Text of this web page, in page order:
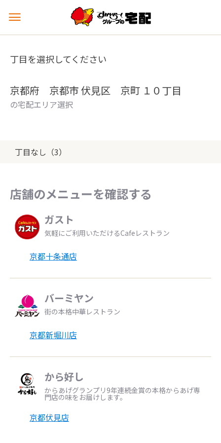
メ
ュ
を
丁目を選択してください
京都府 京都市 伏見区 京町 １０丁目
の宅配エリア選択
丁目なし（3）
店舗のメニューを確認する
ガスト
気軽にご利用いただけるCafeレストラン
京都十条通店
バーミヤン
街の本格中華レストラン
京都新堀川店
から好し
からあげグランプリ9年連続金賞の本格からあげ専
門店の味をお届けします。
京都伏見店